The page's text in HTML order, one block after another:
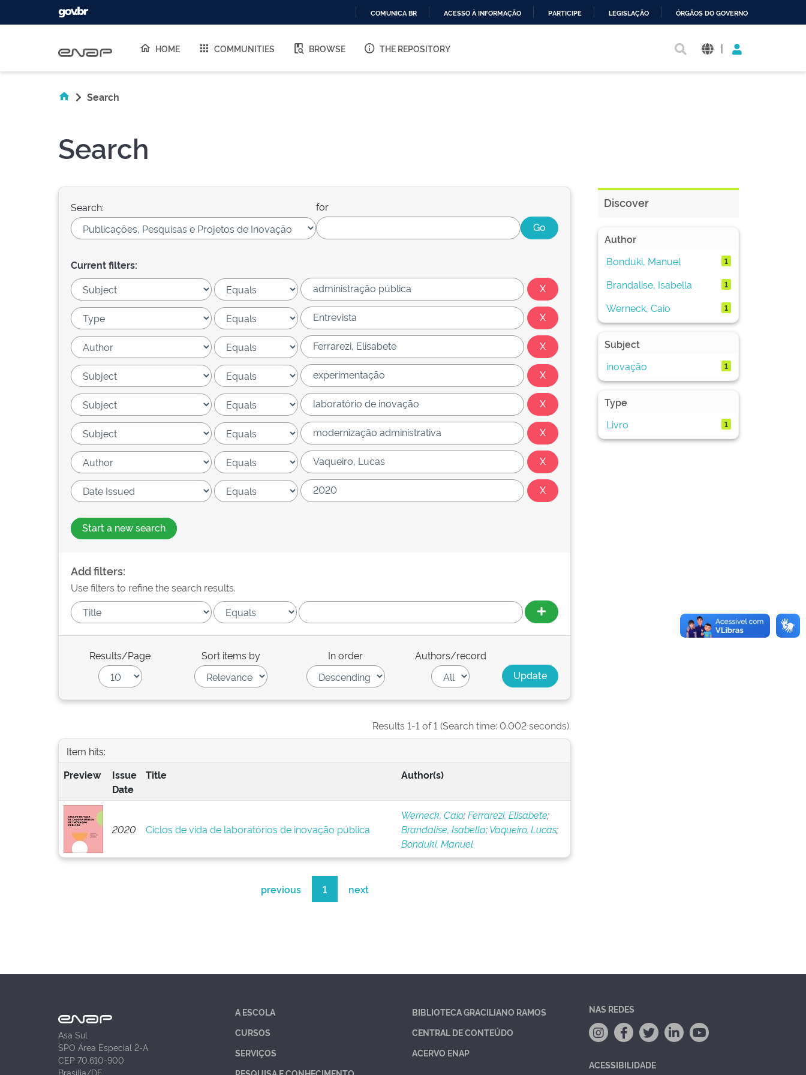
O
COMUNICA BR ACESSO À INFORMAÇÃO PARTICIPE LEGISLAÇÃO ÓRGÃOS DO GOVERNO
HOME COMMUNITIES BROWSE THE REPOSITORY |
Search
Search
Search: for
Current filters:
Start a new search
Add filters:
Use filters to refine the search results.
Results/Page Sort items by In order Authors/record
Results 1-1 of 1 (Search time: 0.002 seconds).
Item hits:
Preview
Issue
Date
Title Author(s)
2020 Ciclos de vida de laboratórios de inovação pública
Werneck, Caio;Ferrarezi, Elisabete;
Brandalise, Isabella;Vaqueiro, Lucas;
Bonduki, Manuel
previous 1 next
Discover
Author
Bonduki, Manuel
1
Brandalise, Isabella 1
Werneck, Caio 1
Subject
inovação
1
Type
Livro
1
Asa Sul
SPO Área Especial 2-A
CEP 70.610-900
Brasília/DF
A ESCOLA
CURSOS
SERVIÇOS
BIBLIOTECA GRACILIANO RAMOS
CENTRAL DE CONTEÚDO
ACERVO ENAP
NAS REDES
ACESSIBILIDADE